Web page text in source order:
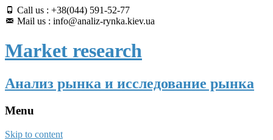
Call us : +38(044) 591-52-77
Mail us : info@analiz-rynka.kiev.ua
Market research
Анализ рынка и исследование рынка
Menu
Skip to content